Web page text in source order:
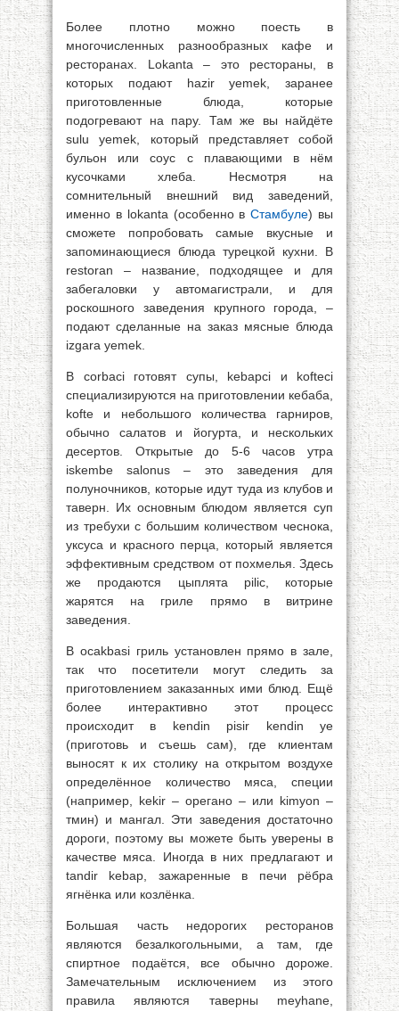
Более плотно можно поесть в
многочисленных разнообразных кафе и
ресторанах. Lokanta – это рестораны, в
которых подают hazir yemek, заранее
приготовленные блюда, которые
подогревают на пару. Там же вы найдёте
sulu yemek, который представляет собой
бульон или соус с плавающими в нём
кусочками хлеба. Несмотря на
сомнительный внешний вид заведений,
именно в lokanta (особенно вСтамбуле) вы
сможете попробовать самые вкусные и
запоминающиеся блюда турецкой кухни. В
restoran – название, подходящее и для
забегаловки у автомагистрали, и для
роскошного заведения крупного города, –
подают сделанные на заказ мясные блюда
izgara yemek.
В corbaci готовят супы, kebapci и kofteci
специализируются на приготовлении кебаба,
kofte и небольшого количества гарниров,
обычно салатов и йогурта, и нескольких
десертов. Открытые до 5-6 часов утра
iskembe salonus – это заведения для
полуночников, которые идут туда из клубов и
таверн. Их основным блюдом является суп
из требухи с большим количеством чеснока,
уксуса и красного перца, который является
эффективным средством от похмелья. Здесь
же продаются цыплята pilic, которые
жарятся на гриле прямо в витрине
заведения.
В ocakbasi гриль установлен прямо в зале,
так что посетители могут следить за
приготовлением заказанных ими блюд. Ещё
более интерактивно этот процесс
происходит в kendin pisir kendin ye
(приготовь и съешь сам), где клиентам
выносят к их столику на открытом воздухе
определённое количество мяса, специи
(например, kekir – орегано – или kimyon –
тмин) и мангал. Эти заведения достаточно
дороги, поэтому вы можете быть уверены в
качестве мяса. Иногда в них предлагают и
tandir kebap, зажаренные в печи рёбра
ягнёнка или козлёнка.
Большая часть недорогих ресторанов
являются безалкогольными, а там, где
спиртное подаётся, все обычно дороже.
Замечательным исключением из этого
правила являются таверны meyhane,